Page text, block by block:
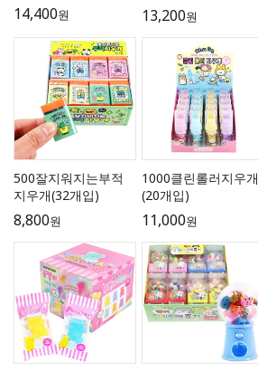
14,400원 13,200원
500잘지워지는부적
지우개(32개입)
8,800원
1000클린롤러지우개
(20개입)
11,000원